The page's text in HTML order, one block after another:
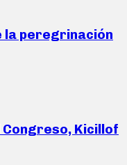
la peregrinación
Kicillof